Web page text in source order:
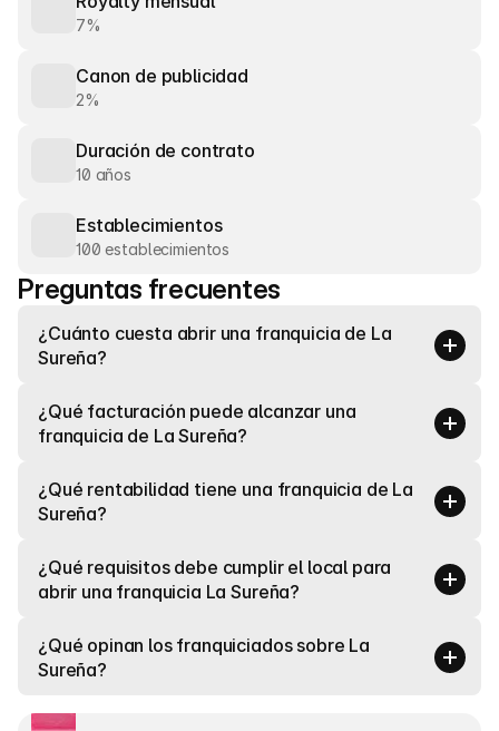
7%
Canon de publicidad
2%
Duración de contrato
10 años
Establecimientos
100 establecimientos
Preguntas frecuentes
¿Cuánto cuesta abrir una franquicia de La
Sureña?
¿Qué facturación puede alcanzar una
franquicia de La Sureña?
¿Qué rentabilidad tiene una franquicia de La
Sureña?
¿Qué requisitos debe cumplir el local para
abrir una franquicia La Sureña?
¿Qué opinan los franquiciados sobre La
Sureña?